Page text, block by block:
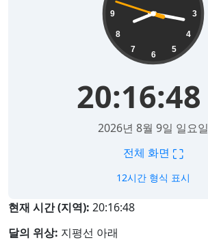
3
4
5
6
7
8
9
20:16:49
2026년 8월 9일 일요일
전체 화면 ⛶
12시간 형식 표시
현재 시간 (지역): 20:16:49
달의 위상: 지평선 아래